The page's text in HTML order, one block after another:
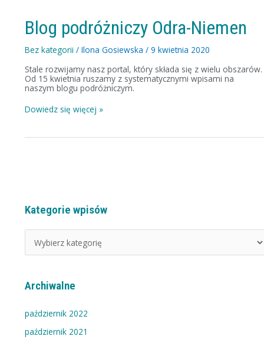
Kategorie wpisów
K
e
o
i
e
Archiwalne
październik 2022
październik 2021
Blog podróżniczy Odra-Niemen
Bez kategorii /Ilona Gosiewska/9 kwietnia 2020
Stale rozwijamy nasz portal, który składa się z wielu obszarów.
Od 15 kwietnia ruszamy z systematycznymi wpisami na
naszym blogu podróżniczym.
Blog
podróżniczy
Niemen
Dowiedz się więcej »